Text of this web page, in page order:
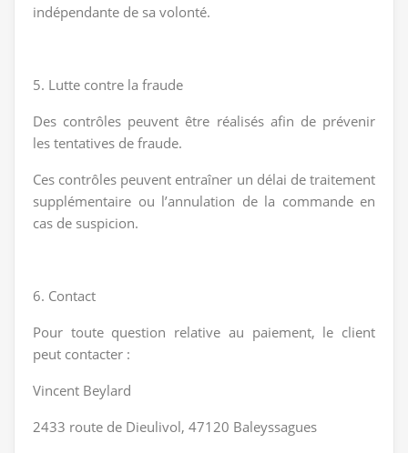
indépendante de sa volonté.
5. Lutte contre la fraude
Des contrôles peuvent être réalisés afin de prévenir
les tentatives de fraude.
Ces contrôles peuvent entraîner un délai de traitement
supplémentaire ou l’annulation de la commande en
cas de suspicion.
6. Contact
Pour toute question relative au paiement, le client
peut contacter :
Vincent Beylard
2433 route de Dieulivol, 47120 Baleyssagues